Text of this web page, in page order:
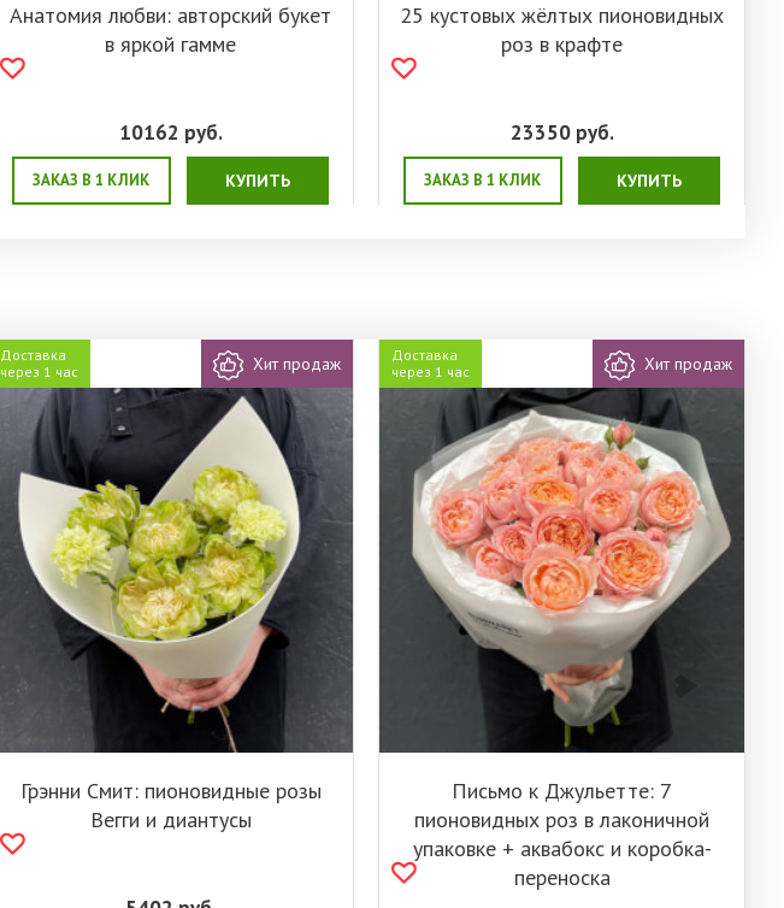
Анатомия любви: авторский букет
в яркой гамме
10162 руб.
ЗАКАЗ В 1 КЛИК КУПИТЬ
25 кустовых жёлтых пионовидных
роз в крафте
23350руб.
ЗАКАЗ В 1 КЛИК КУПИТЬ
Доставка
через 1 час
Хит продаж
Грэнни Смит: пионовидные розы
Вегги и диантусы
Доставка
через 1 час
Хит продаж
Письмо к Джульетте: 7
пионовидных роз в лаконичной
упаковке + аквабокс и коробка-
переноска